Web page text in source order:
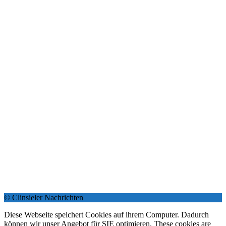
© Clinsieler Nachrichten
Diese Webseite speichert Cookies auf ihrem Computer. Dadurch
können wir unser Angebot für SIE optimieren. These cookies are